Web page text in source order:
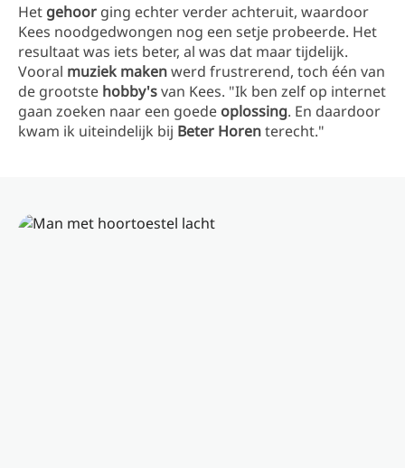
Het gehoor ging echter verder achteruit, waardoor
Kees noodgedwongen nog een setje probeerde. Het
resultaat was iets beter, al was dat maar tijdelijk.
Vooral muziek makenwerd frustrerend, toch één van
de grootste hobby'svan Kees. "Ik ben zelf op internet
gaan zoeken naar een goede oplossing. En daardoor
kwam ik uiteindelijk bij Beter Horenterecht."